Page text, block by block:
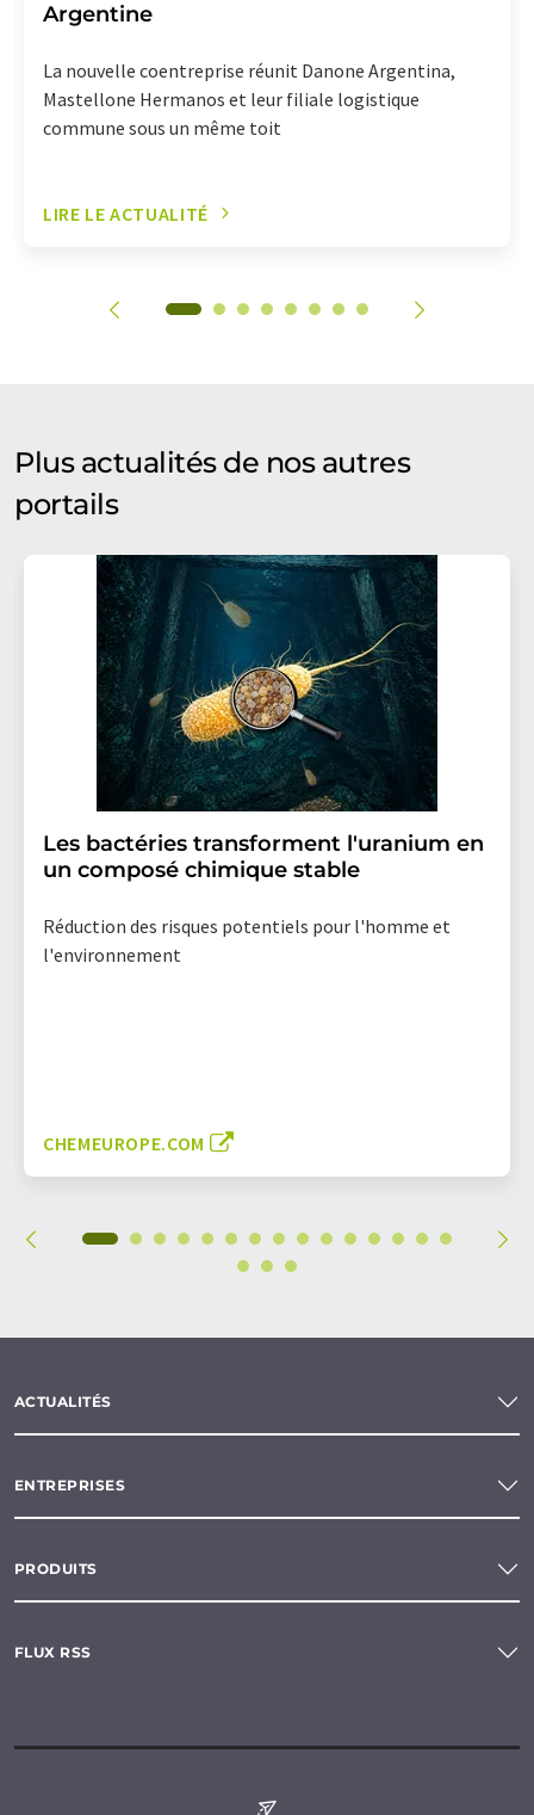
Argentine
La nouvelle coentreprise réunit Danone Argentina,
Mastellone Hermanos et leur filiale logistique
commune sous un même toit
LIRE LE ACTUALITÉ
Plus actualités de nos autres
portails
Les bactéries transforment l'uranium en
un composé chimique stable
Réduction des risques potentiels pour l'homme et
l'environnement
CHEMEUROPE.COM
ACTUALITÉS
ENTREPRISES
PRODUITS
FLUX RSS